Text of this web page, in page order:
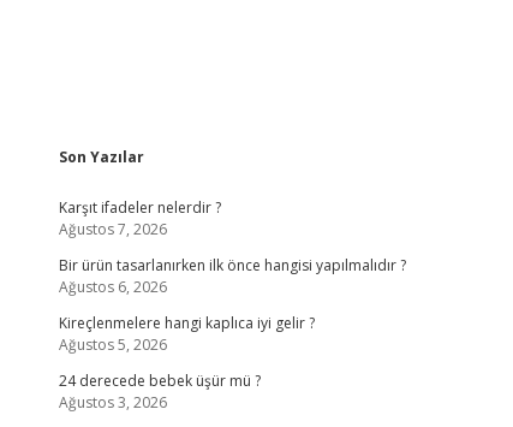
Sidebar
Son Yazılar
Karşıt ifadeler nelerdir ?
Ağustos 7, 2026
Bir ürün tasarlanırken ilk önce hangisi yapılmalıdır ?
Ağustos 6, 2026
Kireçlenmelere hangi kaplıca iyi gelir ?
Ağustos 5, 2026
24 derecede bebek üşür mü ?
Ağustos 3, 2026